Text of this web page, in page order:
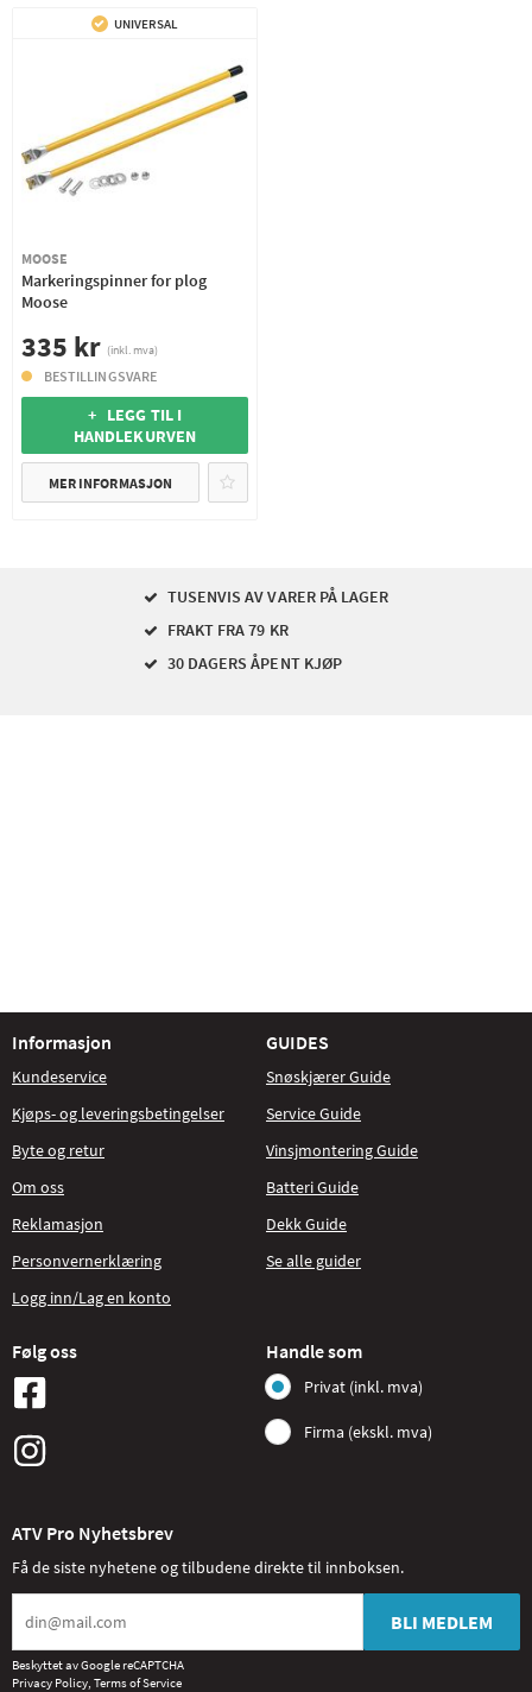
UNIVERSAL
MOOSE
Markeringspinner for plog
Moose
335 kr (inkl. mva)
BESTILLINGSVARE
+ LEGG TIL I
HANDLEKURVEN
MER INFORMASJON
TUSENVIS AV VARER PÅ LAGER
FRAKT FRA 79 KR
30 DAGERS ÅPENT KJØP
Informasjon
Kundeservice
Kjøps- og leveringsbetingelser
Byte og retur
Om oss
Reklamasjon
Personvernerklæring
Logg inn/Lag en konto
GUIDES
Snøskjærer Guide
Service Guide
Vinsjmontering Guide
Batteri Guide
Dekk Guide
Se alle guider
Følg oss Handle som
Privat (inkl. mva)
Firma (ekskl. mva)
ATV Pro Nyhetsbrev
Få de siste nyhetene og tilbudene direkte til innboksen.
BLI MEDLEM
Beskyttet av Google reCAPTCHA
Privacy Policy, Terms of Service